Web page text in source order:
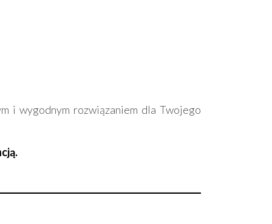
i wygodnym rozwiązaniem dla Twojego